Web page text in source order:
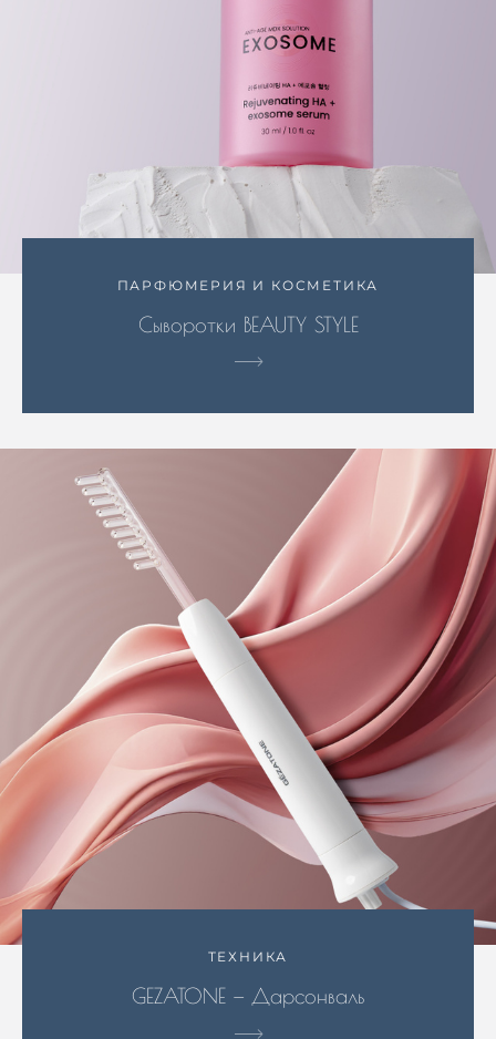
ПАРФЮМЕРИЯ И КОСМЕТИКА
Сыворотки BEAUTY STYLE
ТЕХНИКА
GEZATONE — Дарсонваль